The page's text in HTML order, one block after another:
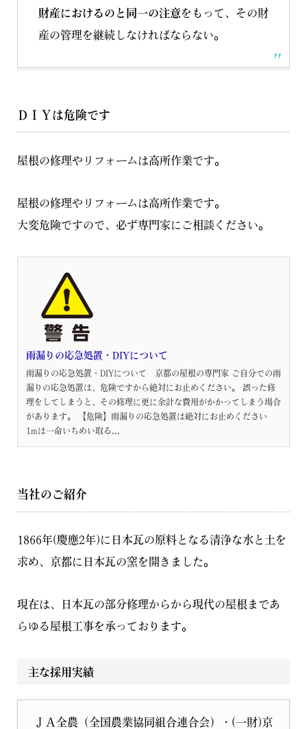
財産におけるのと同一の注意をもって、その財
産の管理を継続しなければならない。
ＤＩＹは危険です
屋根の修理やリフォームは高所作業です。
屋根の修理やリフォームは高所作業です。
大変危険ですので、必ず専門家にご相談ください。
雨漏りの応急処置・DIYについて
雨漏りの応急処置・DIYについて 京都の屋根の専門家 ご自分での雨
漏りの応急処置は、危険ですから絶対にお止めください。 誤った修
理をしてしまうと、その修理に更に余計な費用がかかってしまう場合
があります。 【危険】雨漏りの応急処置は絶対にお止めください
1mは一命いちめい取る...
当社のご紹介
1866年(慶應2年)に日本瓦の原料となる清浄な水と土を
求め、京都に日本瓦の窯を開きました。
現在は、日本瓦の部分修理からから現代の屋根まであ
らゆる屋根工事を承っております。
主な採用実績
ＪＡ全農（全国農業協同組合連合会）・(一財)京